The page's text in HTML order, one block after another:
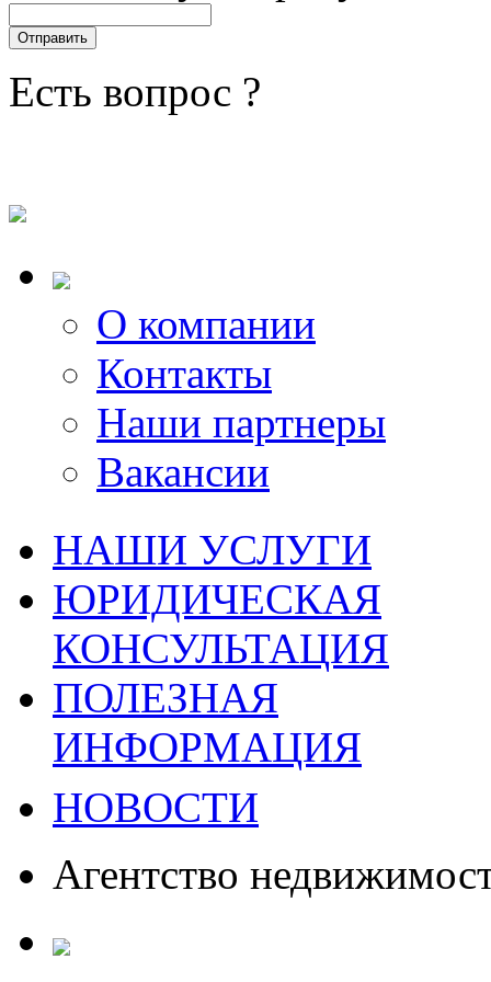
Есть вопрос ?
О компании
Контакты
Наши партнеры
Вакансии
НАШИ УСЛУГИ
ЮРИДИЧЕСКАЯ
КОНСУЛЬТАЦИЯ
ПОЛЕЗНАЯ
ИНФОРМАЦИЯ
НОВОСТИ
Агентство